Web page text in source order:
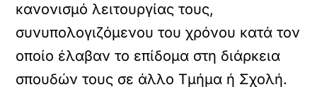
κανονισμό λειτουργίας τους,
συνυπολογιζόμενου του χρόνου κατά τον
οποίο έλαβαν το επίδομα στη διάρκεια
σπουδών τους σε άλλο Τμήμα ή Σχολή.